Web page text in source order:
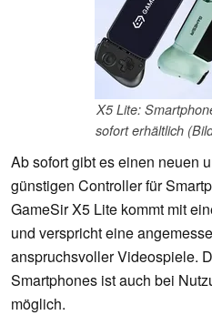
X5 Lite:
sofort erhältlich
Ab sofort gibt es einen neuen
günstigen Controller für
GameSir X5 Lite kommt mit
und verspricht eine
anspruchsvoller Videospiele.
Smartphones ist auch bei
möglich.